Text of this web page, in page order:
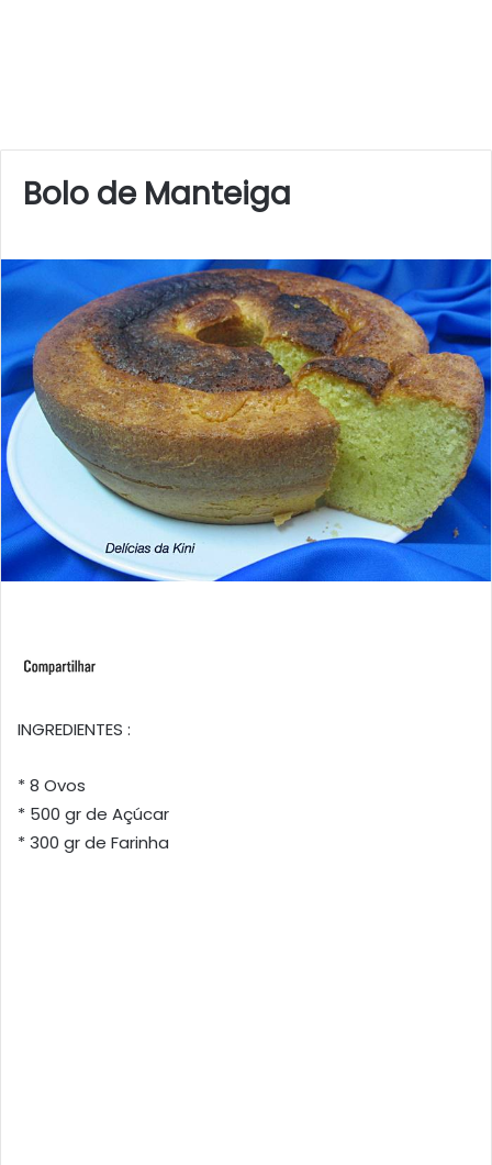
Bolo de Manteiga
INGREDIENTES :
* 8 Ovos
* 500 gr de Açúcar
* 300 gr de Farinha